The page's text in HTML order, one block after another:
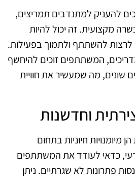
להעניק למתנדבים תמריצים,
מקצועית. זה יכול להיות
לרצות להשתתף ולתמוך בפעילות.
המשתתפים זוכים להיחשף
שונים, מה שמעשיר את חוויית
וחדשנות
מיומנויות חיוניות בתחום
כדאי לעודד את המשתתפים
פתרונות לא שגרתיים. ניתן